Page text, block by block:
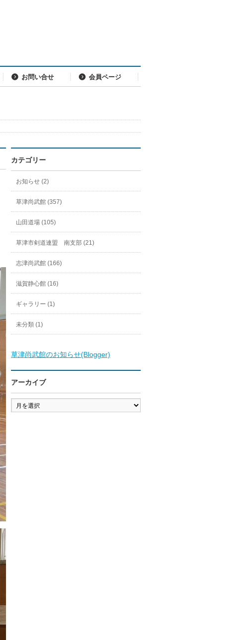
お問い合せ 会員ページ
カテゴリー
お知らせ (2)
草津尚武館 (357)
山田道場 (105)
草津市剣道連盟 南支部 (21)
志津尚武館 (166)
滋賀静心館 (16)
ギャラリー (1)
未分類 (1)
草津尚武館のお知らせ(Blogger)
アーカイブ
ア
ー